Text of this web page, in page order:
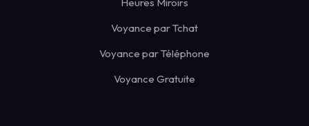
Voyance par Tchat
Voyance par Téléphone
Voyance Gratuite